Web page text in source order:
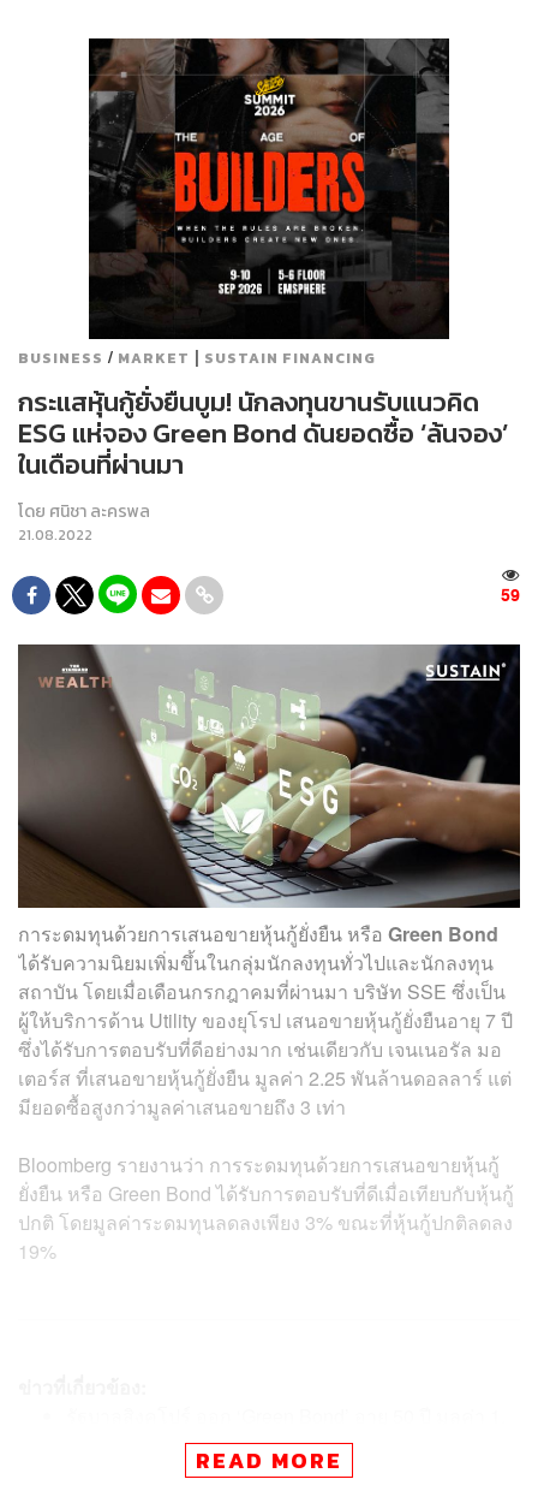
BUSINESS / MARKET | SUSTAIN FINANCING
กระแสหุ้นกู้ยั่งยืนบูม! นักลงทุนขานรับแนวคิด
ESG แห่จอง Green Bond ดันยอดซื้อ ‘ล้นจอง’
ในเดือนที่ผ่านมา
โดย ศนิชา ละครพล
21.08.2022
59
การะดมทุนด้วยการเสนอขายหุ้นกู้ยั่งยืน หรือ Green Bond
ได้รับความนิยมเพิ่มขึ้นในกลุ่มนักลงทุนทั่วไปและนักลงทุน
สถาบัน โดยเมื่อเดือนกรกฎาคมที่ผ่านมา บริษัท SSE ซึ่งเป็น
ผู้ให้บริการด้าน Utility ของยุโรป เสนอขายหุ้นกู้ยั่งยืนอายุ 7 ปี
ซึ่งได้รับการตอบรับที่ดีอย่างมาก เช่นเดียวกับ เจนเนอรัล มอ
เตอร์ส ที่เสนอขายหุ้นกู้ยั่งยืน มูลค่า 2.25 พันล้านดอลลาร์ แต่
มียอดซื้อสูงกว่ามูลค่าเสนอขายถึง 3 เท่า
Bloomberg รายงานว่า การระดมทุนด้วยการเสนอขายหุ้นกู้
ยั่งยืน หรือ Green Bond ได้รับการตอบรับที่ดีเมื่อเทียบกับหุ้นกู้
ปกติ โดยมูลค่าระดมทุนลดลงเพียง 3% ขณะที่หุ้นกู้ปกติลดลง
19%
7 พันล้านดอลลาร์สหรัฐ หวังสู้ศึก Climate Change
READ MORE